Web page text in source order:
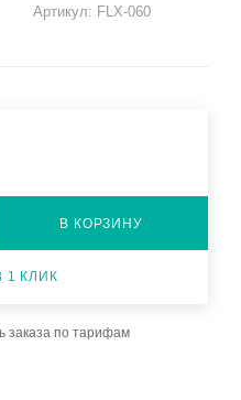
Артикул: FLX-060
В КОРЗИНУ
1 КЛИК
заказа по тарифам